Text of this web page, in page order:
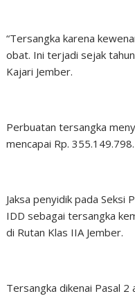
“Tersangka karena
obat. Ini terjadi sejak
Kajari Jember.
Perbuatan tersangka
mencapai Rp. 355.149.798.
Jaksa penyidik pada Seksi
IDD sebagai tersangka
di Rutan Klas IIA Jember.
Tersangka dikenai Pasal 2